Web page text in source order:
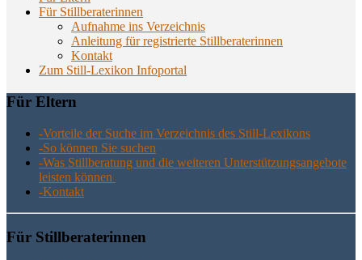
Für Stillberaterinnen
Aufnahme ins Verzeichnis
Anlei­tung für regis­trier­te Stillberaterinnen
Kon­takt
Zum Still-Lexikon Infoportal
Für Eltern
-Vor­tei­le der Suche im Ver­zeich­nis des Still-Lexikons
-So kön­nen Sie suchen
-Was Still­be­ra­tung und die wei­te­ren Unter­stüt­zungs­an­ge­bo­te
leis­ten können
-Kon­takt
Für Still­be­ra­te­rin­nen